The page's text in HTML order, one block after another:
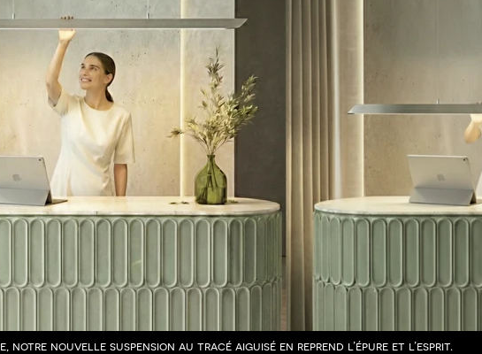
notre nouvelle suspension au tracé aiguisé en reprend l’épure et l’esprit.